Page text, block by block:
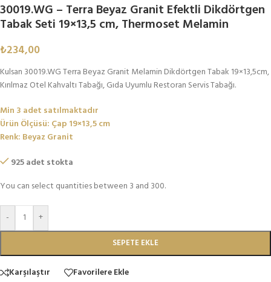
30019.WG – Terra Beyaz Granit Efektli Dikdörtgen
Tabak Seti 19×13,5 cm, Thermoset Melamin
₺234,00
Kulsan 30019.WG Terra Beyaz Granit Melamin Dikdörtgen Tabak 19×13,5cm,
Kırılmaz Otel Kahvaltı Tabağı, Gıda Uyumlu Restoran Servis Tabağı.
Min 3 adet satılmaktadır
Ürün Ölçüsü: Çap 19×13,5 cm
Renk: Beyaz Granit
925 adet stokta
You can select quantities between 3 and 300.
- +
SEPETE EKLE
Karşılaştır Favorilere Ekle